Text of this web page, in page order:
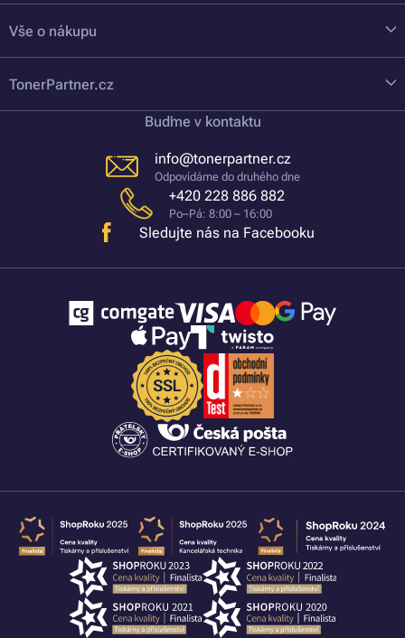
Vše o nákupu
TonerPartner.cz
Buďme v kontaktu
info@tonerpartner.cz
Odpovídáme do druhého dne
+420 228 886 882
Po–Pá: 8:00 – 16:00
Sledujte nás na Facebooku